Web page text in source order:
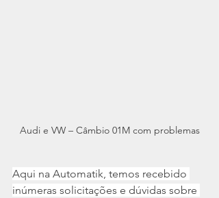
Audi e VW – Câmbio 01M com problemas
Aqui na Automatik, temos recebido
inúmeras solicitações e dúvidas sobre